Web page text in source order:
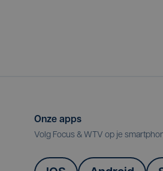
Onze apps
Volg Focus & WTV op je